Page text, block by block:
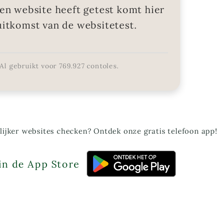
website heeft getest komt hier
van de websitetest.
Al gebruikt voor 769.927 contoles.
websites checken? Ontdek onze gratis telefoon app!